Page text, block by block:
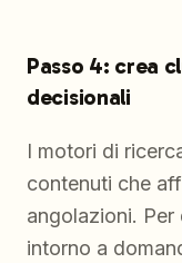
Passo 4: crea
decisionali
I motori di
contenuti che
angolazioni.
intorno a